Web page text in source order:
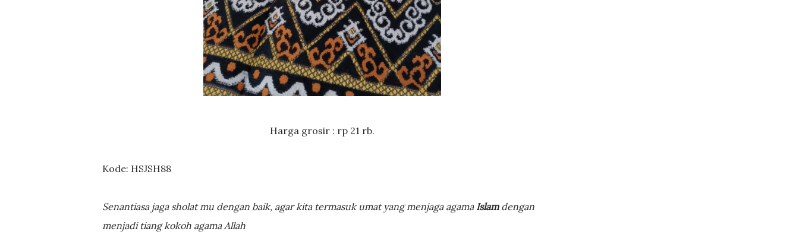
Harga grosir : rp 21 rb.
Kode: HSJSH88
Senantiasa jaga sholat mu dengan baik, agar kita termasuk umat yang menjaga agama Islamdengan
menjadi tiang kokoh agama Allah